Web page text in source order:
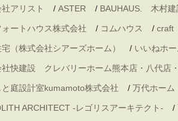
アリスト / ASTER / BAUHAUS. 木村
ォートハウス株式会社 / コムハウス / craft
（株式会社シアーズホーム） / いいねホ
社快建設 クレバリーホーム熊本店・八代店
庭設計室kumamoto株式会社 / 万代ホーム
ARCHITECT -レゴリスアーキテクト- /